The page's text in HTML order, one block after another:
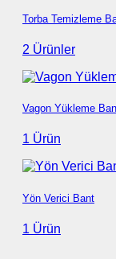
Torba Temizleme
2 Ürünler
Vagon Yükleme
1 Ürün
Yön Verici Bant
1 Ürün